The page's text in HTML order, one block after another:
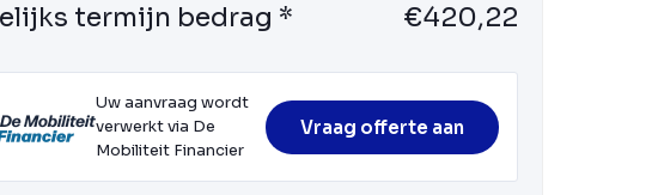
termijn bedrag * €420,22
Uw aanvraag wordt
verwerkt via De
Mobiliteit Financier
Vraag offerte aan